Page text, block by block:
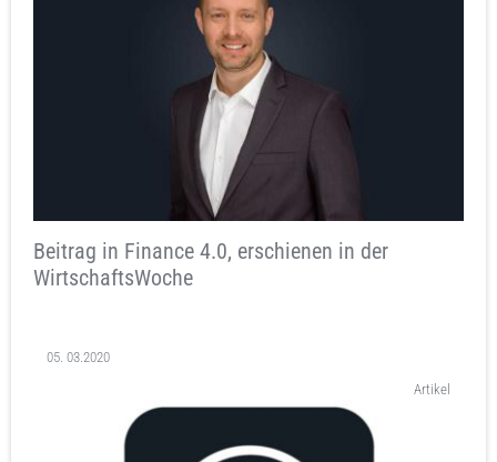
Beitrag in Finance 4.0, erschienen in der
WirtschaftsWoche
05. 03.2020
Artikel